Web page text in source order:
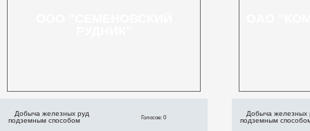
Добыча железных руд
подземным способом
Голосов: 0
Добыча железных
подземным